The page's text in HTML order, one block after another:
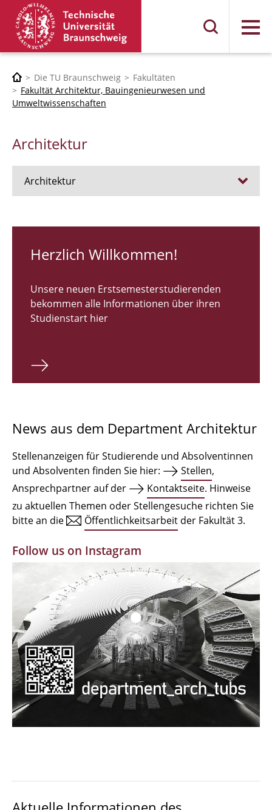
Menü
Die TU Braunschweig
Fakultäten
Fakultät Architektur, Bauingenieurwesen und
Umweltwissenschaften
Architektur
Architektur
RUNDGANG 26
Bachelor Architektur
Master Architektur
Qualifikationsprofil
Institute
Einrichtungen
Zeichensäle
MBW | Modellbauwerkstatt
Alumni | cloud club
Dokumente und Downloads
Herzlich Willkommen!
Unsere neuen Erstsemesterstudierenden
bekommen alle Informationen über ihren
Studienstart hier
News aus dem Department Architektur
Stellenanzeigen für Studierende und Absolventinnen
und Absolventen finden Sie hier:
Stellen,
Ansprechpartner auf der
Kontaktseite. Hinweise
zu aktuellen Themen oder Stellengesuche richten Sie
bitte an die
Öffentlichkeitsarbeit der Fakultät 3.
Follow us on Instagram